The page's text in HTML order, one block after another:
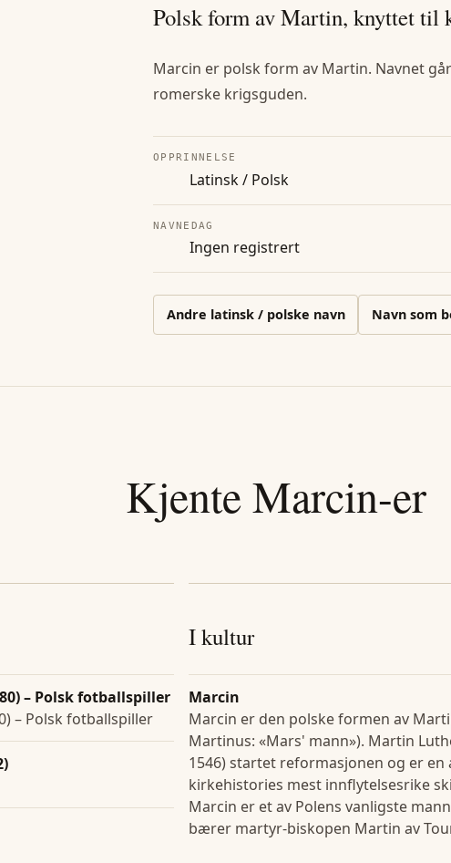
Polsk form av Martin, knyttet til
Marcin er polsk form av Martin. Navnet
romerske krigsguden.
OPPRINNELSE
Latinsk / Polsk
NAVNEDAG
Ingen registrert
Andre latinsk / polske navn Navn som
KjenteMarcin-er
– Polsk fotballspiller
– Polsk fotballspiller
I kultur
Marcin
Marcin er den polske formen av
Martinus: «Mars' mann»). Martin
1546) startet reformasjonen og er en
kirkehistories mest innflytelsesrike
Marcin er et av Polens vanligste
bærer martyr-biskopen Martin av